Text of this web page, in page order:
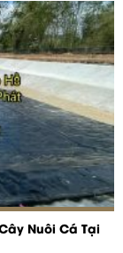
Nuôi Cá Tại